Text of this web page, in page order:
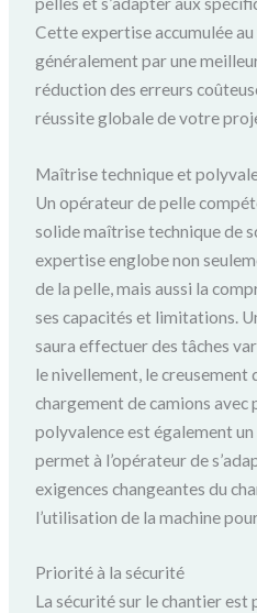
Cette expertise accumulée
généralement par une
réduction des erreurs
réussite globale de votre
Maîtrise technique et
Un opérateur de pelle
solide maîtrise technique de
expertise englobe non
de la pelle, mais aussi la
ses capacités et limitations.
saura effectuer des tâches
le nivellement, le creusement
chargement de camions avec
polyvalence est également
permet à l’opérateur de
exigences changeantes du
l’utilisation de la machine
Priorité à la sécurité
La sécurité sur le chantier est